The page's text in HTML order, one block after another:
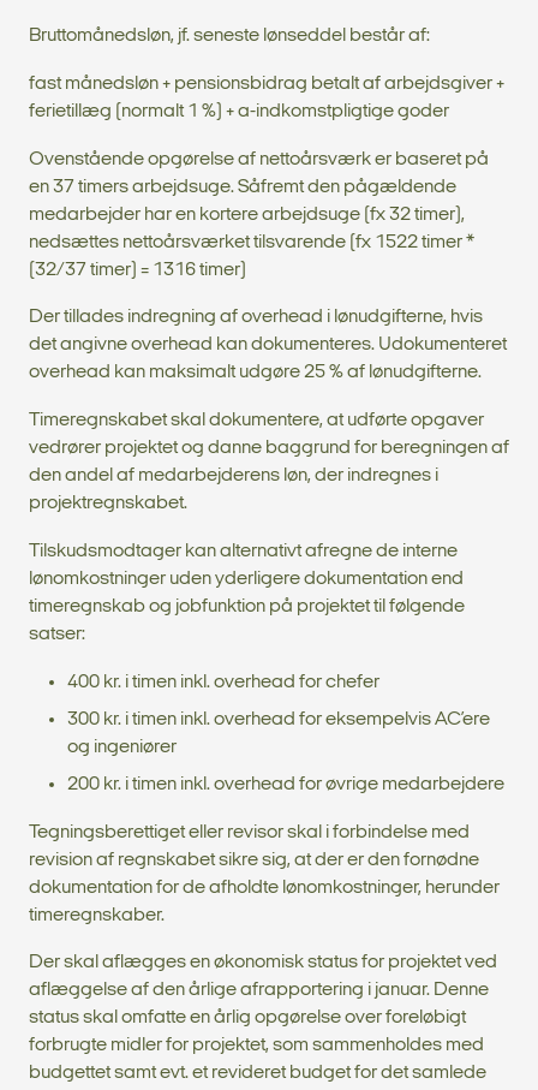
Bruttomånedsløn, jf. seneste lønseddel består af:
fast månedsløn + pensionsbidrag betalt af arbejdsgiver +
ferietillæg (normalt 1 %) + a-indkomstpligtige goder
Ovenstående opgørelse af nettoårsværk er baseret på
en 37 timers arbejdsuge. Såfremt den pågældende
medarbejder har en kortere arbejdsuge (fx 32 timer),
nedsættes nettoårsværket tilsvarende (fx 1522 timer *
(32/37 timer) = 1316 timer)
Der tillades indregning af overhead i lønudgifterne, hvis
det angivne overhead kan dokumenteres. Udokumenteret
overhead kan maksimalt udgøre 25 % af lønudgifterne.
Timeregnskabet skal dokumentere, at udførte opgaver
vedrører projektet og danne baggrund for beregningen af
den andel af medarbejderens løn, der indregnes i
projektregnskabet.
Tilskudsmodtager kan alternativt afregne de interne
lønomkostninger uden yderligere dokumentation end
timeregnskab og jobfunktion på projektet til følgende
satser:
400 kr. i timen inkl. overhead for chefer
300 kr. i timen inkl. overhead for eksempelvis AC’ere
og ingeniører
200 kr. i timen inkl. overhead for øvrige medarbejdere
Tegningsberettiget eller revisor skal i forbindelse med
revision af regnskabet sikre sig, at der er den fornødne
dokumentation for de afholdte lønomkostninger, herunder
timeregnskaber.
Der skal aflægges en økonomisk status for projektet ved
aflæggelse af den årlige afrapportering i januar. Denne
status skal omfatte en årlig opgørelse over foreløbigt
forbrugte midler for projektet, som sammenholdes med
budgettet samt evt. et revideret budget for det samlede